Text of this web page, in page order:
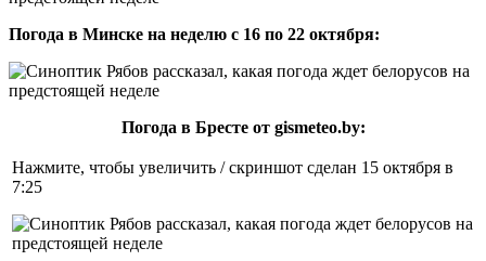
Погода в Минске на неделю с 16 по 22 октября:
Погода в Бресте от gismeteo.by:
Нажмите, чтобы увеличить / скриншот сделан 15 октября в
7:25